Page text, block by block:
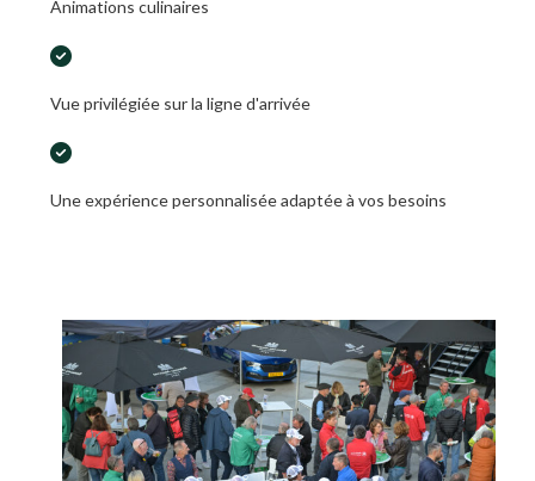
Animations culinaires
Vue privilégiée sur la ligne d'arrivée
Une expérience personnalisée adaptée à vos besoins